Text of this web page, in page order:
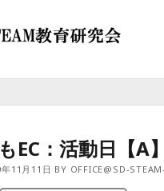
EC：活動日【A】
11月11日 BY OFFICE@SD-